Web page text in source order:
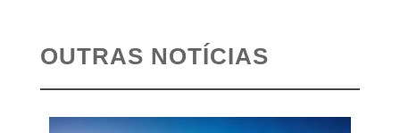
OUTRAS NOTÍCIAS